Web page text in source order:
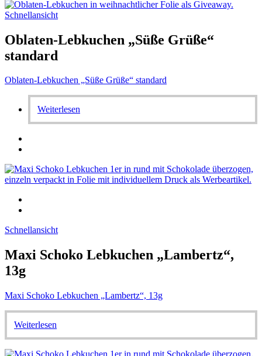
Schnellansicht
Oblaten-Lebkuchen „Süße Grüße“
standard
Oblaten-Lebkuchen „Süße Grüße“ standard
Weiterlesen
Schnellansicht
Maxi Schoko Lebkuchen „Lambertz“,
13g
Maxi Schoko Lebkuchen „Lambertz“, 13g
Weiterlesen